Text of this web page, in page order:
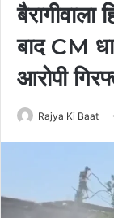
बैरागीवाला
बाद CM
आरोपी
Rajya Ki Baat